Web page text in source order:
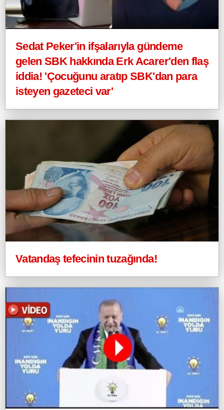
Sedat Peker'in ifşalarıyla gündeme
gelen SBK hakkında Erk Acarer'den flaş
iddia! 'Çocuğunu aratıp SBK'dan para
isteyen gazeteci var'
Vatandaş tefecinin tuzağında!